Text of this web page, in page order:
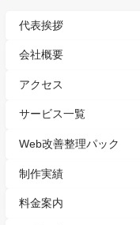
代表挨拶
会社概要
アクセス
サービス一覧
Web改善整理パック
制作実績
料金案内